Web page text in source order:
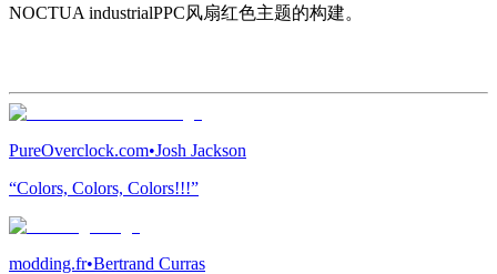
NOCTUA industrialPPC风扇红色主题的构建。
PureOverclock.com•Josh Jackson
“Colors, Colors, Colors!!!”
modding.fr•Bertrand Curras